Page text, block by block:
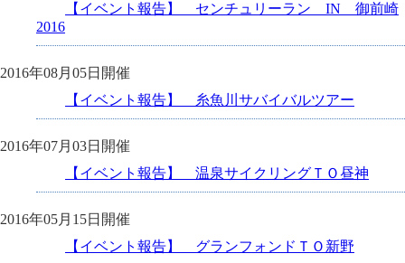
【イベント報告】 センチュリーラン IN 御前崎
2016
2016年08月05日開催
【イベント報告】 糸魚川サバイバルツアー
2016年07月03日開催
【イベント報告】 温泉サイクリングＴＯ昼神
2016年05月15日開催
【イベント報告】 グランフォンドＴＯ新野